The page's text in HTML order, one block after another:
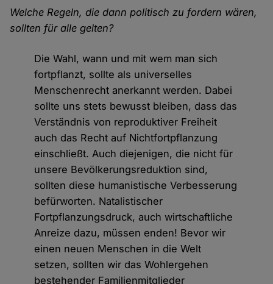
Welche Regeln, die dann politisch zu fordern wären,
sollten für alle gelten?
Die Wahl, wann und mit wem man sich
fortpflanzt, sollte als universelles
Menschenrecht anerkannt werden. Dabei
sollte uns stets bewusst bleiben, dass das
Verständnis von reproduktiver Freiheit
auch das Recht auf Nichtfortpflanzung
einschließt. Auch diejenigen, die nicht für
unsere Bevölkerungsreduktion sind,
sollten diese humanistische Verbesserung
befürworten. Natalistischer
Fortpflanzungsdruck, auch wirtschaftliche
Anreize dazu, müssen enden! Bevor wir
einen neuen Menschen in die Welt
setzen, sollten wir das Wohlergehen
bestehender Familienmitglieder